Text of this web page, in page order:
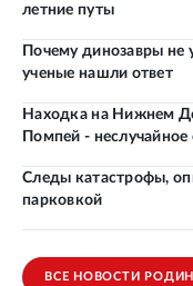
летние путы
Почему динозавры
ученые нашли ответ
Находка на Нижнем
Помпей - неслучайное
Следы катастрофы,
парковкой
ВСЕ НОВОСТИ